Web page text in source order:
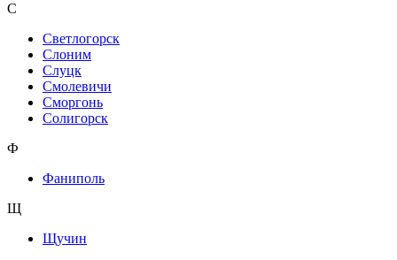
С
Светлогорск
Слоним
Слуцк
Смолевичи
Сморгонь
Солигорск
Ф
Фаниполь
Щ
Щучин